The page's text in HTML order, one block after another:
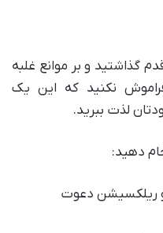
گذاشتید و بر موانع غلبه
نکنید که این یک
لذت ببرید.
دهید:
و ریلکسیشن دعوت